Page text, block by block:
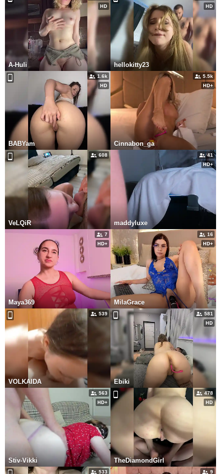
A-Huli hellokitty23
1.6k
BABYam
5.5k
Cinnabon_ga
608
VeLQiR
41
maddyluxe
7
Maya369
16
MilaGrace
539
VOLKAIDA
581
Ebiki
563
Stiv-Vikki
478
TheDiamondGirl
533 9